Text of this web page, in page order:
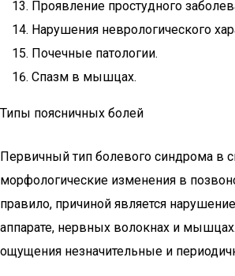
Проявление простудного
Нарушения неврологического
Почечные патологии.
Спазм в мышцах.
Типы поясничных болей
Первичный тип болевого синдрома в
морфологические изменения в
правило, причиной является
аппарате, нервных волокнах и
ощущения незначительные и